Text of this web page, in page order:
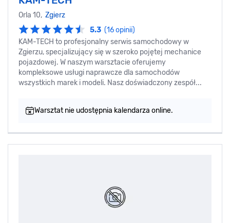
Orla 10, Zgierz
5.3 (16 opinii)
KAM-TECH to profesjonalny serwis samochodowy w
Zgierzu, specjalizujący się w szeroko pojętej mechanice
pojazdowej. W naszym warsztacie oferujemy
kompleksowe usługi naprawcze dla samochodów
wszystkich marek i modeli. Nasz doświadczony zespół...
Warsztat nie udostępnia kalendarza online.